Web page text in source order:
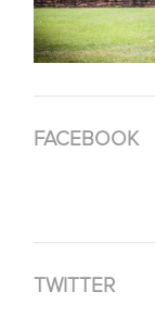
FACEBOOK
TWITTER